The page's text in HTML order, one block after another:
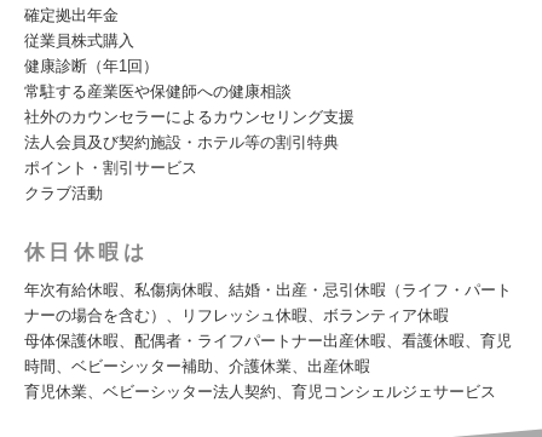
確定拠出年金
従業員株式購入
健康診断（年1回）
常駐する産業医や保健師への健康相談
社外のカウンセラーによるカウンセリング支援
法人会員及び契約施設・ホテル等の割引特典
ポイント・割引サービス
クラブ活動
休日休暇は
年次有給休暇、私傷病休暇、結婚・出産・忌引休暇（ライフ・パート
ナーの場合を含む）、リフレッシュ休暇、ボランティア休暇
母体保護休暇、配偶者・ライフパートナー出産休暇、看護休暇、育児
時間、ベビーシッター補助、介護休業、出産休暇
育児休業、ベビーシッター法人契約、育児コンシェルジェサービス